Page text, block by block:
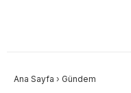
Ana Sayfa › Gündem